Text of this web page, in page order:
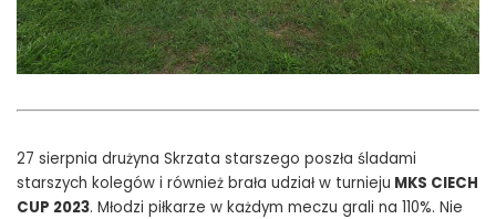
27 sierpnia drużyna Skrzata starszego poszła śladami
starszych kolegów i również brała udział w turnieju MKS CIECH
CUP 2023. Młodzi piłkarze w każdym meczu grali na 110%. Nie